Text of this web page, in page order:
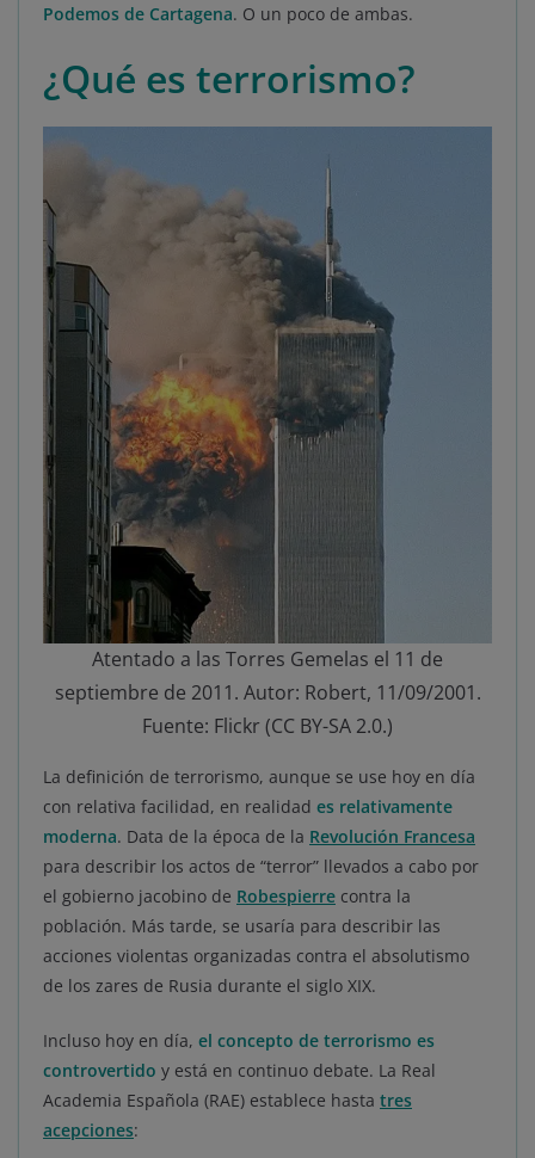
Podemos de Cartagena. O un poco de ambas.
¿Qué es terrorismo?
Atentado a las Torres Gemelas el 11 de
septiembre de 2011. Autor: Robert, 11/09/2001.
Fuente: Flickr (CC BY-SA 2.0.)
La definición de terrorismo, aunque se use hoy en día
con relativa facilidad, en realidad es relativamente
moderna. Data de la época de la Revolución Francesa
para describir los actos de “terror” llevados a cabo por
el gobierno jacobino de Robespierre contra la
población. Más tarde, se usaría para describir las
acciones violentas organizadas contra el absolutismo
de los zares de Rusia durante el siglo XIX.
Incluso hoy en día, el concepto de terrorismo es
controvertido y está en continuo debate. La Real
Academia Española (RAE) establece hasta tres
acepciones: